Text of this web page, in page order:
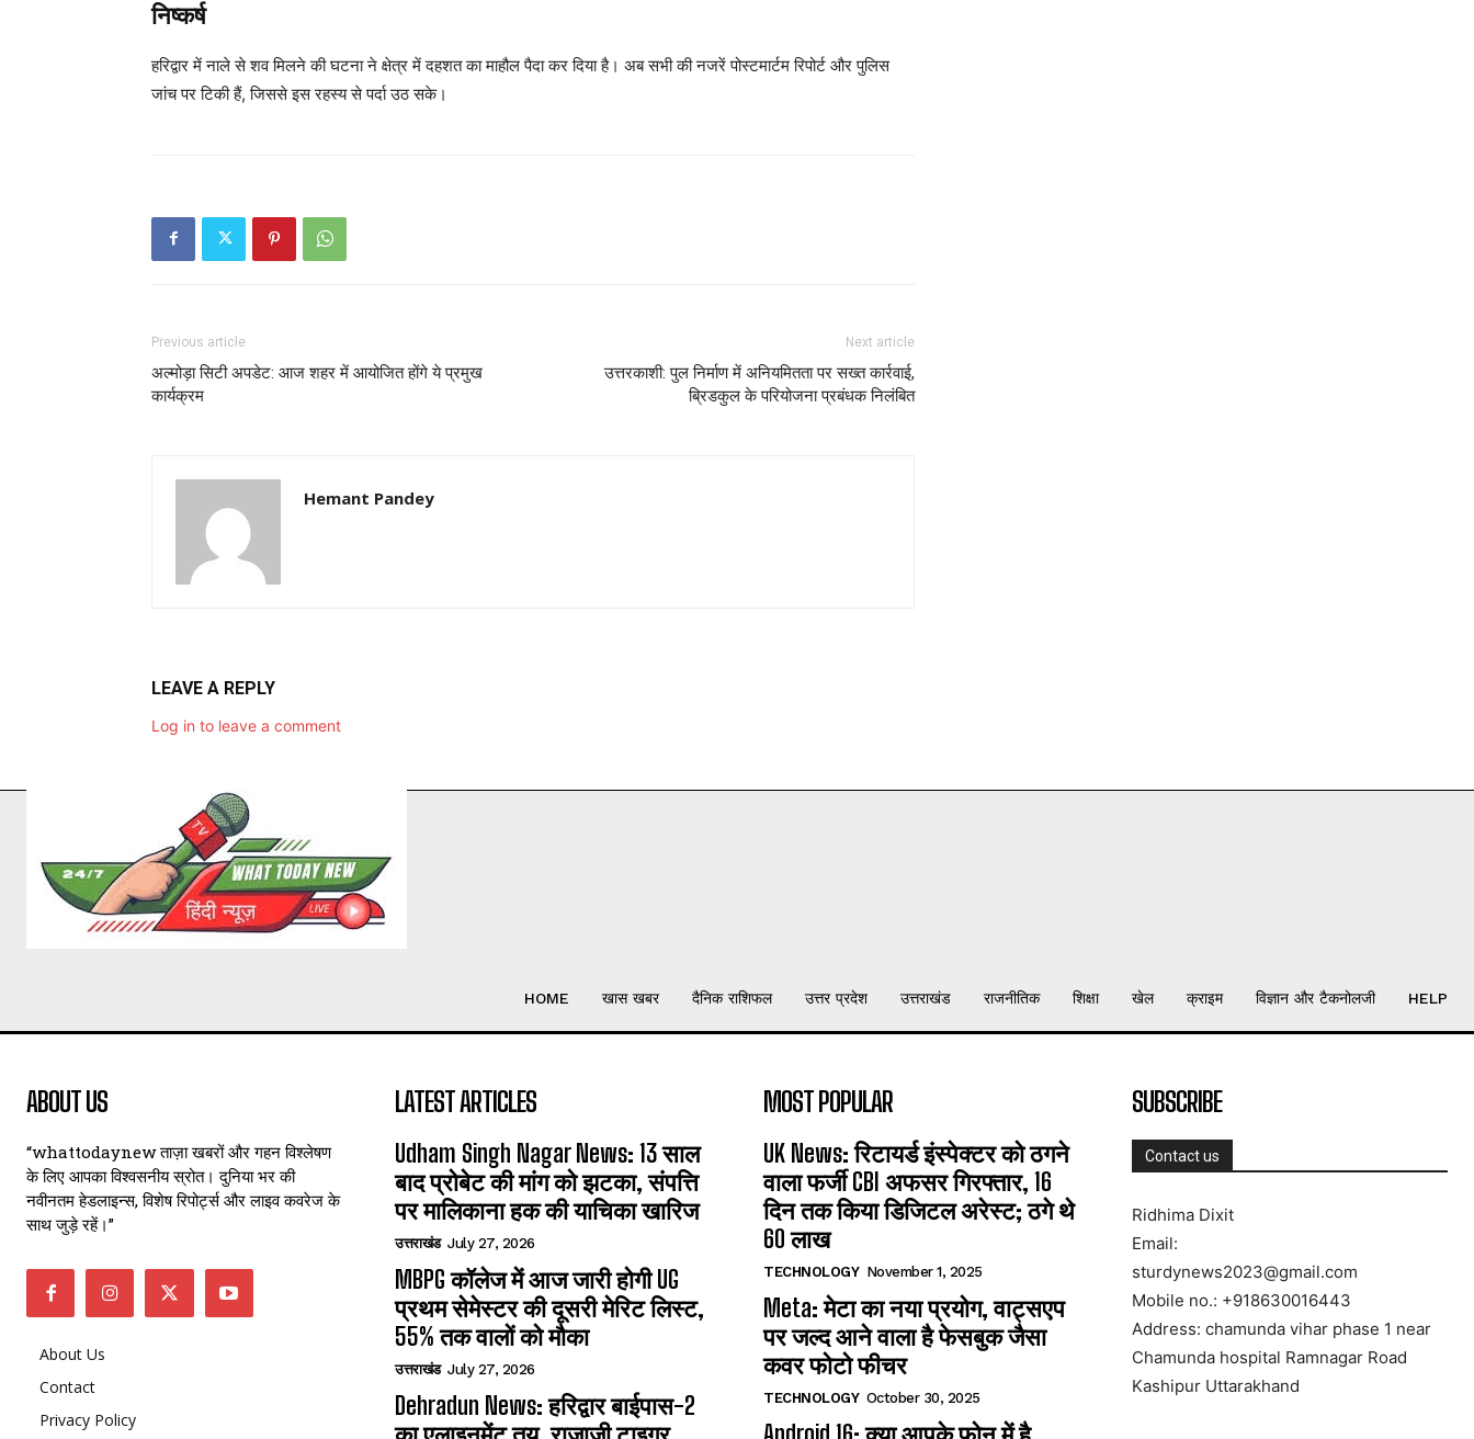
निष्कर्ष
हरिद्वार में नाले से शव मिलने की घटना ने क्षेत्र में दहशत का माहौल पैदा कर दिया है। अब सभी की नजरें पोस्टमार्टम रिपोर्ट और पुलिस
जांच पर टिकी हैं, जिससे इस रहस्य से पर्दा उठ सके।
Previous article
अल्मोड़ा सिटी अपडेट: आज शहर में आयोजित होंगे ये प्रमुख
कार्यक्रम
Next article
उत्तरकाशी: पुल निर्माण में अनियमितता पर सख्त कार्रवाई,
ब्रिडकुल के परियोजना प्रबंधक निलंबित
Hemant Pandey
LEAVE A REPLY
Log in to leave a comment
HOME खास खबर दैनिक राशिफल उत्तर प्रदेश उत्तराखंड राजनीतिक शिक्षा खेल क्राइम विज्ञान और टैकनोलजी HELP
ABOUT US
“whattodaynew ताज़ा खबरों और गहन विश्लेषण
के लिए आपका विश्वसनीय स्रोत। दुनिया भर की
नवीनतम हेडलाइन्स, विशेष रिपोर्ट्स और लाइव कवरेज के
साथ जुड़े रहें।”
About Us
Contact
Privacy Policy
LATEST ARTICLES
Udham Singh Nagar News: 13 साल
बाद प्रोबेट की मांग को झटका, संपत्ति
पर मालिकाना हक की याचिका खारिज
उत्तराखंड July 27, 2026
MBPG कॉलेज में आज जारी होगी UG
प्रथम सेमेस्टर की दूसरी मेरिट लिस्ट,
55% तक वालों को मौका
उत्तराखंड July 27, 2026
Dehradun News: हरिद्वार बाईपास-2
MOST POPULAR
UK News: रिटायर्ड इंस्पेक्टर को ठगने
वाला फर्जी CBI अफसर गिरफ्तार, 16
दिन तक किया डिजिटल अरेस्ट; ठगे थे
60 लाख
TECHNOLOGY November 1, 2025
Meta: मेटा का नया प्रयोग, वाट्सएप
पर जल्द आने वाला है फेसबुक जैसा
कवर फोटो फीचर
TECHNOLOGY October 30, 2025
SUBSCRIBE
Contact us
Ridhima Dixit
Email:
sturdynews2023@gmail.com
Mobile no.: +918630016443
Address: chamunda vihar phase 1 near
Chamunda hospital Ramnagar Road
Kashipur Uttarakhand